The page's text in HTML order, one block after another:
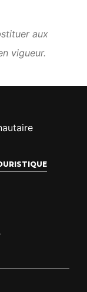
aux
vigueur.
Suivez-